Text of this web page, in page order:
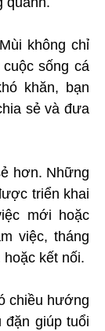
không chỉ
cuộcsống cá
khăn, bạn
sẻ và đưa
hơn. Những
triển khai
mới hoặc
việc, tháng
kết nối.
chiều hướng
đặn giúp tuổi